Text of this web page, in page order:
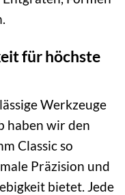
für höchste
Werkzeuge
haben wir den
Classic so
Präzision und
bietet. Jede